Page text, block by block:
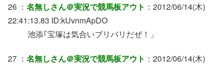
26 ： 名無しさん＠実況で競馬板アウト ：2012/06/14(木)
22:41:13.83 ID:kUvnmApDO
池添｢宝塚は気合いブリバリだぜ！」
27 ： 名無しさん＠実況で競馬板アウト ：2012/06/14(木)